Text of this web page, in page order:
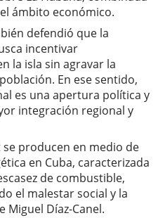
ámbito económico.
defendió que la
incentivar
la isla sin agravar la
En ese sentido,
es una apertura política y
integración regional y
producen en medio de
en Cuba, caracterizada
de combustible,
el malestar social y la
Díaz-Canel.